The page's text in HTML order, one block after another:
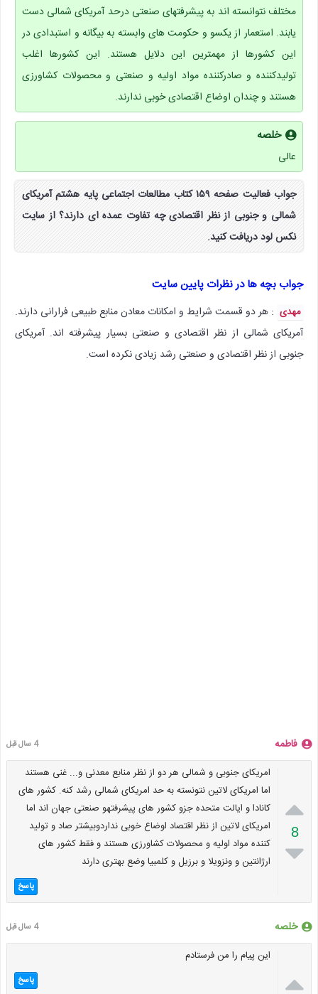
مختلف نتوانسته اند به پیشرفتهای صنعتی درحد آمریکای شمالی دست
یابند. استعمار از یکسو و حکومت های وابسته به بیگانه و استبدادی در
این کشورها از مهمترین این دلایل هستند. این کشورها اغلب
تولیدکننده و صادرکننده مواد اولیه و صنعتی و محصولات کشاورزی
هستند و چندان اوضاع اقتصادی خوبی ندارند.
خلصه
عالی
جواب فعالیت صفحه ۱۵۹ کتاب مطالعات اجتماعی پایه هشتم آمریکای
شمالی و جنوبی از نظر اقتصادی چه تفاوت عمده ای دارند؟ از سایت
نکس لود دریافت کنید.
جواب بچه ها در نظرات پایین سایت
مهدی : هر دو قسمت شرایط و امکانات معادن منابع طبیعی فرارانی دارند.
آمریکای شمالی از نظر اقتصادی و صنعتی بسیار پیشرفته اند. آمریکای
جنوبی از نظر اقتصادی و صنعتی رشد زیادی نکرده است.
فاطمه 4 سال قبل

8

امریکای جنوبی و شمالی هر دو از نظر منابع معدنی و... غنی هستند
اما امریکای لاتین نتونسته به حد امریکای شمالی رشد کنه. کشور های
کانادا و ایالت متحده جزو کشور های پیشرفتهو صنعتی جهان اند اما
امریکای لاتین از نظر اقتصاد اوضاع خوبی نداردوبیشتر صاد و تولید
کننده مواد اولیه و محصولات کشاورزی هستند و فقط کشور های
ارژانتین و ونزویلا و برزیل و کلمبیا وضع بهتری دارند
پاسخ
خلصه 4 سال قبل

این پیام را من فرستادم
پاسخ